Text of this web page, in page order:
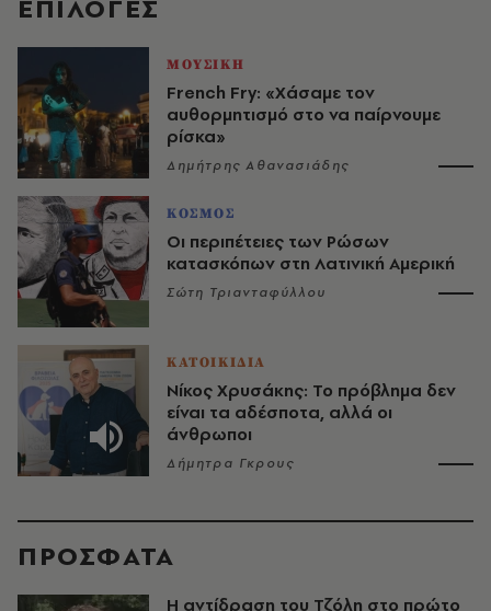
EΠΙΛΟΓΈΣ
ΜΟΥΣΙΚΗ
French Fry: «Χάσαμε τον
αυθορμητισμό στο να παίρνουμε
ρίσκα»
Δημήτρης Αθανασιάδης
ΚΟΣΜΟΣ
Οι περιπέτειες των Ρώσων
κατασκόπων στη Λατινική Αμερική
Σώτη Τριανταφύλλου
ΚΑΤΟΙΚΙΔΙΑ
Νίκος Χρυσάκης: Το πρόβλημα δεν
είναι τα αδέσποτα, αλλά οι
άνθρωποι
Δήμητρα Γκρους
ΠΡΟΣΦΑΤΑ
Η αντίδραση του Τζόλη στο πρώτο